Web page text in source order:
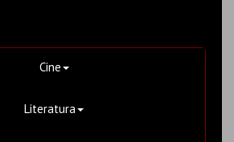
Cine
Literatura